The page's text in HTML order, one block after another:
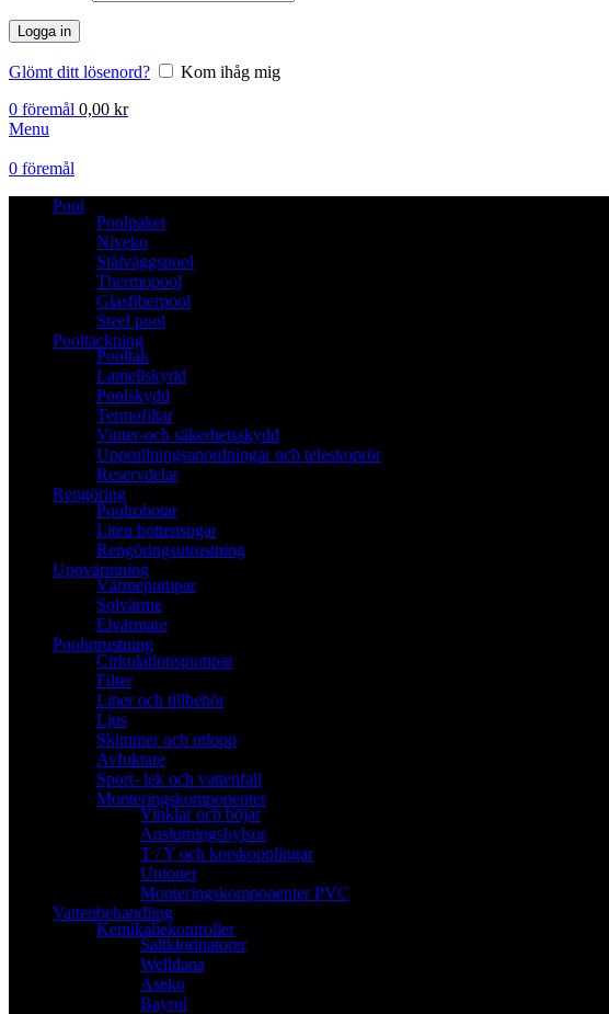
Logga in
Glömt ditt lösenord?
Kom ihåg mig
0 föremål 0,00 kr
Menu
0 föremål
Pool
Poolpaket
Niveko
Stålväggspool
Thermopool
Glasfiberpool
Steel pool
Pooltäckning
Pooltak
Lamellskydd
Poolskydd
Termofiltar
Vinter-och säkerhetsskydd
Upprullningsanordningar och teleskoprör
Reservdelar
Rengöring
Poolrobotar
Liten bottensugar
Rengöringsutrustning
Uppvärmning
Värmepumpar
Solvärme
Elvärmare
Poolutrustning
Cirkulationspumpar
Filter
Liner och tillbehör
Ljus
Skimmer och utlopp
Avfuktare
Sport- lek och vattenfall
Monteringskomponenter
Vinklar och böjar
Anslutningshylsor
T / Y och korskopplingar
Unioner
Monteringskomponenter PVC
Vattenbehandling
Kemikaliekontroller
Saltklorinatorer
Welldana
Aseko
Bayrol